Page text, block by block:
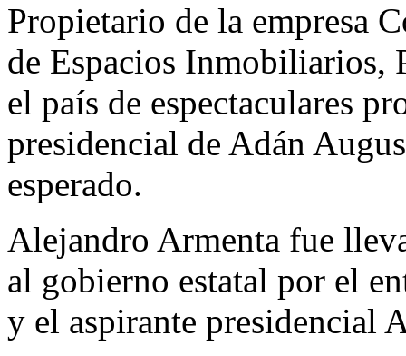
Propietario de la empresa
de Espacios Inmobiliarios,
el país de espectaculares
presidencial de Adán
esperado.
Alejandro Armenta fue
al gobierno estatal por el
y el aspirante presidencial